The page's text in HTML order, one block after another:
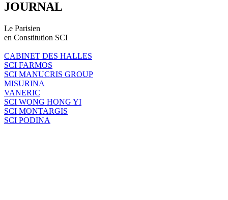
JOURNAL
Le Parisien
en Constitution SCI
CABINET DES HALLES
SCI FARMOS
SCI MANUCRIS GROUP
MISURINA
VANERIC
SCI WONG HONG YI
SCI MONTARGIS
SCI PODINA